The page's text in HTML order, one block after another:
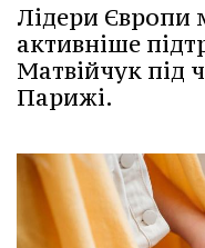
Лідери Європи
активніше
Матвійчук під
Парижі.